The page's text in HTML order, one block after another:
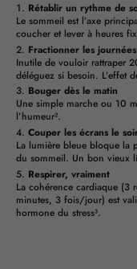
Rétablir un rythme de
Le sommeil est l’axe
coucher et lever à heures
Fractionner les journées
Inutile de vouloir rattraper
déléguez si besoin. L’effet
Bouger dès le matin
Une simple marche ou 10
l’humeur².
Couper les écrans le
La lumière bleue bloque la
du sommeil. Un bon vieux
Respirer, vraiment
La cohérence cardiaque (3
minutes, 3 fois/jour) est
hormone du stress³.